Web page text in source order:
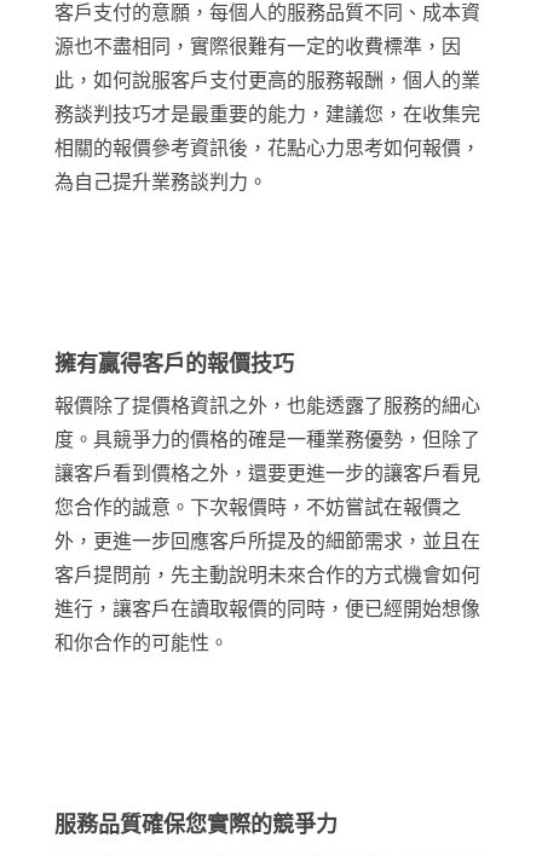
客戶支付的意願，每個人的服務品質不同、成本資
源也不盡相同，實際很難有一定的收費標準，因
此，如何說服客戶支付更高的服務報酬，個人的業
務談判技巧才是最重要的能力，建議您，在收集完
相關的報價參考資訊後，花點心力思考如何報價，
為自己提升業務談判力。
擁有贏得客戶的報價技巧
報價除了提價格資訊之外，也能透露了服務的細心
度。具競爭力的價格的確是一種業務優勢，但除了
讓客戶看到價格之外，還要更進一步的讓客戶看見
您合作的誠意。下次報價時，不妨嘗試在報價之
外，更進一步回應客戶所提及的細節需求，並且在
客戶提問前，先主動說明未來合作的方式機會如何
進行，讓客戶在讀取報價的同時，便已經開始想像
和你合作的可能性。
服務品質確保您實際的競爭力